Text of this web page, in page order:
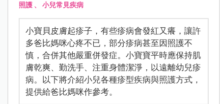
照護、 小兒常見疾病
小寶貝皮膚起疹子，有些疹病會發紅又癢，讓許
多爸比媽咪心疼不已，部分疹病甚至因照護不
慎，合併其他嚴重併發症。小寶寶平時應保持肌
膚乾爽、勤洗手、注重身體潔淨，以遠離幼兒疹
病。以下將介紹小兒各種疹型疾病與照護方式，
提供給爸比媽咪作參考。